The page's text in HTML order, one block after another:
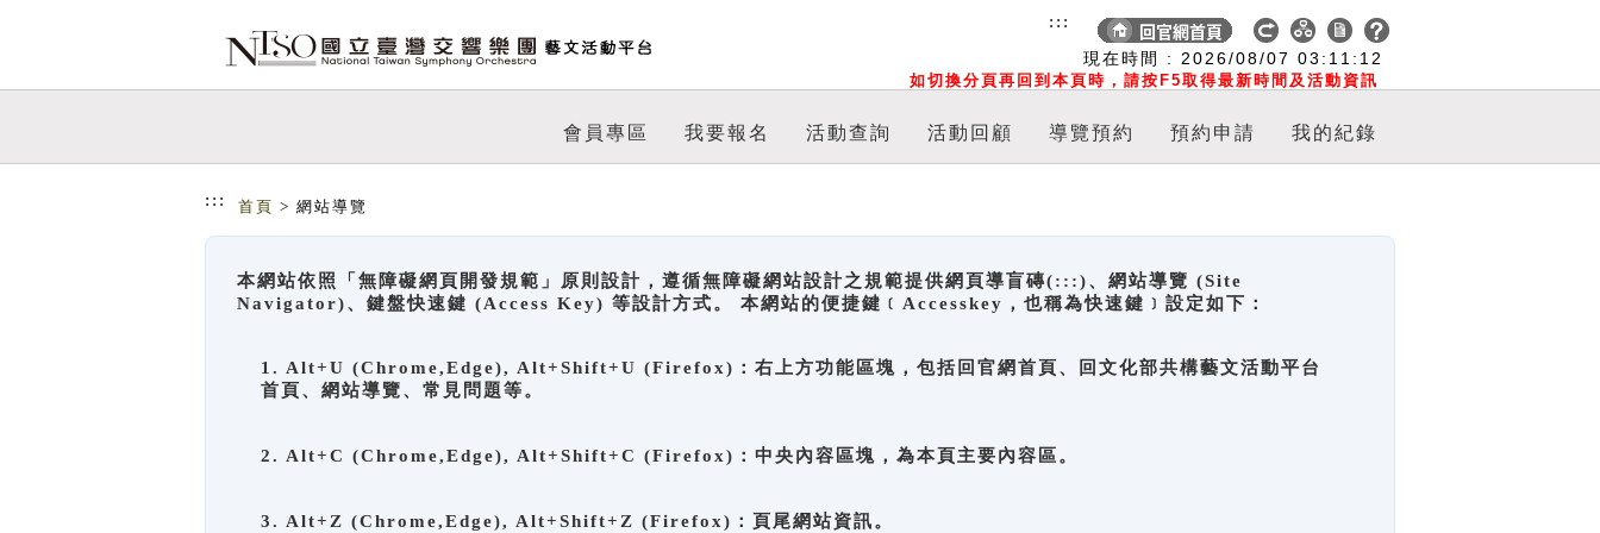
現在時間 : 2026/08/07 03:11:12
如切換分頁再回到本頁時，請按F5取得最新時間及活動資訊
:::
會員專區 我要報名 活動查詢 活動回顧 導覽預約 預約申請 我的紀錄
::: 首頁 > 網站導覽
本網站依照「無障礙網頁開發規範」原則設計，遵循無障礙網站設計之規範提供網頁導盲磚(:::)、網站導覽 (Site
Navigator)、鍵盤快速鍵 (Access Key) 等設計方式。 本網站的便捷鍵﹝Accesskey，也稱為快速鍵﹞設定如下：
1. Alt+U (Chrome,Edge), Alt+Shift+U (Firefox)：右上方功能區塊，包括回官網首頁、回文化部共構藝文活動平台
首頁、網站導覽、常見問題等。
2. Alt+C (Chrome,Edge), Alt+Shift+C (Firefox)：中央內容區塊，為本頁主要內容區。
3. Alt+Z (Chrome,Edge), Alt+Shift+Z (Firefox)：頁尾網站資訊。